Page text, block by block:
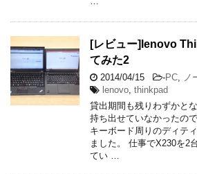
[レビュー]lenovo
てみた2
2014/04/15 -PC, ノ
lenovo, thinkpad
貸出期間も残りわずかと
持ち出せていなかったの
キーボード周りのディテ
ました。 仕事でX230を2
てい …